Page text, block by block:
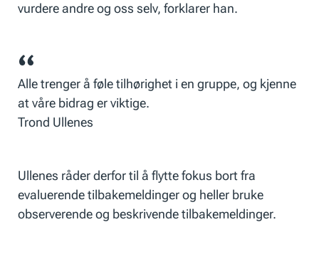
vurdere andre og oss selv, forklarer han.
Alle trenger å føle tilhørighet i en gruppe, og kjenne
at våre bidrag er viktige.
Trond Ullenes
Ullenes råder derfor til å flytte fokus bort fra
evaluerende tilbakemeldinger og heller bruke
observerende og beskrivende tilbakemeldinger.